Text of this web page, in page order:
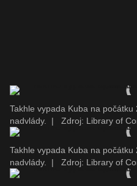
Takhle vypada Kuba na
nadvlády.
| Zdroj: Library of
Takhle vypada Kuba na
nadvlády.
| Zdroj: Library of